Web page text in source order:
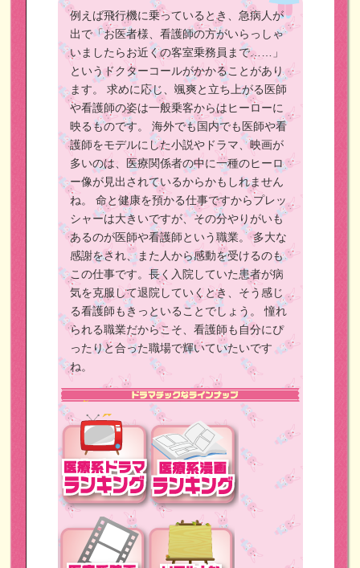
例えば飛行機に乗っているとき、急病人が
出で「お医者様、看護師の方がいらっしゃ
いましたらお近くの客室乗務員まで……」
というドクターコールがかかることがあり
ます。
求めに応じ、颯爽と立ち上がる医師
や看護師の姿は一般乗客からはヒーローに
映るものです。
海外でも国内でも医師や看
護師をモデルにした小説やドラマ、映画が
多いのは、医療関係者の中に一種のヒーロ
ー像が見出されているからかもしれません
ね。
命と健康を預かる仕事ですからプレッ
シャーは大きいですが、その分やりがいも
あるのが医師や看護師という職業。多大な
感謝をされ、また人から感動を受けるのも
この仕事です。長く入院していた患者が病
気を克服して退院していくとき、そう感じ
る看護師もきっといることでしょう。
憧れ
られる職業だからこそ、看護師も自分にぴ
ったりと合った職場で輝いていたいです
ね。